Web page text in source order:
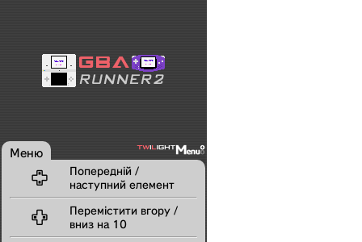
Меню

Попередній /
наступний елемент

Перемістити вгору /
вниз на 10